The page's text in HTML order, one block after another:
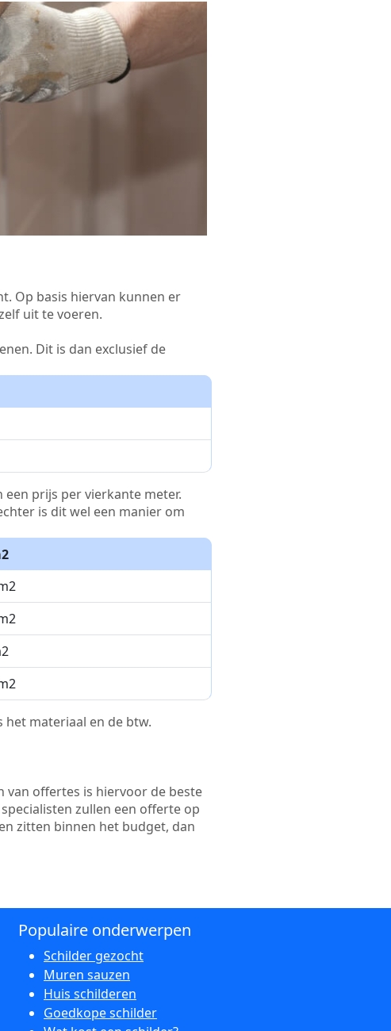
Op basis hiervan kunnen er
uit te voeren.
Dit is dan exclusief de
prijs per vierkante meter.
is dit wel een manier om
het materiaal en de btw.
van offertes is hiervoor de beste
zullen een offerte op
zitten binnen het budget, dan
Populaire onderwerpen
Schilder gezocht
Muren sauzen
Huis schilderen
Goedkope schilder